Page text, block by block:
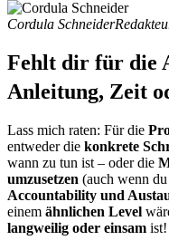
Cordula Schneider
Fehlt dir für die
Anleitung, Zeit
Lass mich raten: Für die
entweder die konkrete
wann zu tun ist – oder die
umzusetzen (auch wenn du
Accountability und
einem ähnlichen Level
langweilig oder einsam ist!